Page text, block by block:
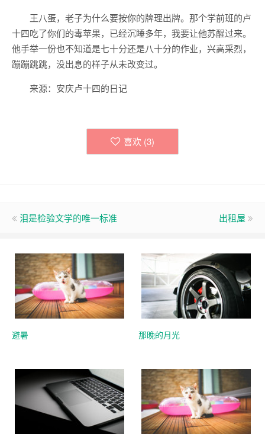
王八蛋，老子为什么要按你的牌理出牌。那个学前班的卢
十四吃了你们的毒苹果，已经沉睡多年，我要让他苏醒过来。
他手举一份也不知道是七十分还是八十分的作业，兴高采烈，
蹦蹦跳跳，没出息的样子从未改变过。
来源：安庆卢十四的日记
喜欢 (3)
泪是检验文学的唯一标准 出租屋
避暑 那晚的月光